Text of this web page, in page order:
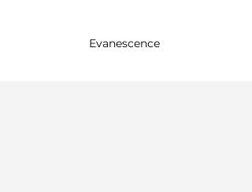
Evanescence